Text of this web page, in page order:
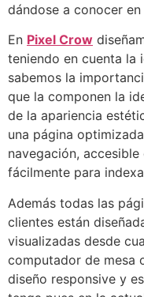
dándose a conocer
En Pixel Crow
teniendo en cuenta la
sabemos la
que la componen la
de la apariencia
una página
navegación,
fácilmente para
Además todas las
clientes están
visualizadas desde
computador de mesa
diseño responsive y